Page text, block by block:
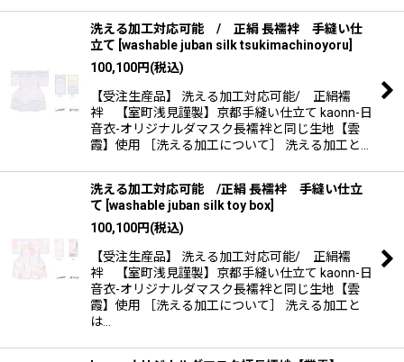
洗える加工対応可能 / 正絹 長襦袢 手縫い仕
立て [washable juban silk tsukimachinoyoru]
100,100円(税込)
【受注生産品】 洗える加工対応可能/ 正絹襦
袢 【室町浅見謹製】京都手縫い仕立て kaonn-日
音衣-オリジナルダマスク長襦袢と同じ生地【雲
霞】使用 ［洗える加工について］ 洗える加工と…
洗える加工対応可能 /正絹 長襦袢 手縫い仕立
て [washable juban silk toy box]
100,100円(税込)
【受注生産品】 洗える加工対応可能/ 正絹襦
袢 【室町浅見謹製】京都手縫い仕立て kaonn-日
音衣-オリジナルダマスク長襦袢と同じ生地【雲
霞】使用 ［洗える加工について］ 洗える加工と
は…